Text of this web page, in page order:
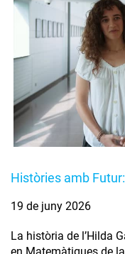
Històries amb
19 de juny 2026
La història de l’Hilda